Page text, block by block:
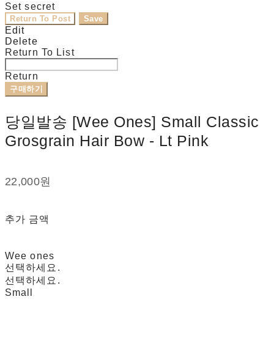
Set secret
Return To Post Save
Edit
Delete
Return To List
Return
구매하기
당일발송 [Wee Ones] Small Classic
Grosgrain Hair Bow - Lt Pink
22,000원
추가 금액
Wee ones
선택하세요.
선택하세요.
Small